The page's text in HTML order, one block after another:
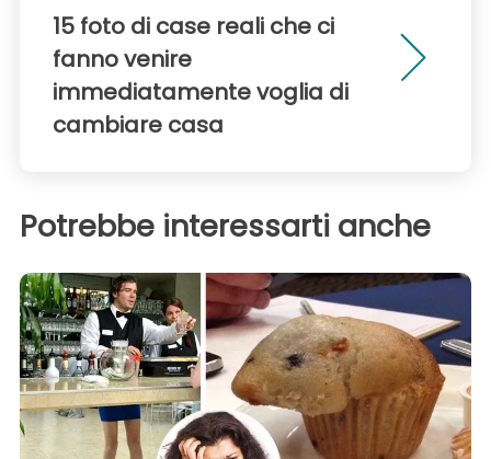
15 foto di case reali che ci
fanno venire
immediatamente voglia di
cambiare casa
Potrebbe interessarti anche